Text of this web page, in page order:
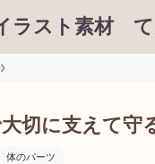
ラスト素材 て
切に支えて守
体のパーツ